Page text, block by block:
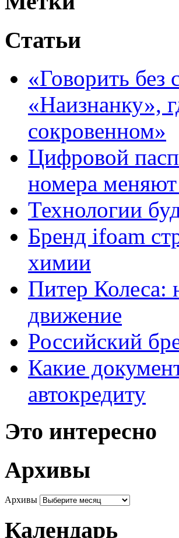
Статьи
«Говорить без
«Наизнанку»,
сокровенном»
Цифровой
номера меняют
Технологии
Бренд ifoam
химии
Питер Колеса:
движение
Российский
Какие
автокредиту
Это интересно
Архивы
Архивы
Календарь